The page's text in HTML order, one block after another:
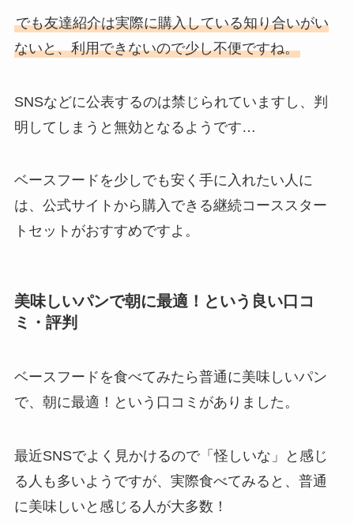
でも友達紹介は実際に購入している知り合いがい
ないと、利用できないので少し不便ですね。
SNSなどに公表するのは禁じられていますし、判
明してしまうと無効となるようです…
ベースフードを少しでも安く手に入れたい人に
は、公式サイトから購入できる継続コーススター
トセットがおすすめですよ。
美味しいパンで朝に最適！という良い口コ
ミ・評判
ベースフードを食べてみたら普通に美味しいパン
で、朝に最適！という口コミがありました。
最近SNSでよく見かけるので「怪しいな」と感じ
る人も多いようですが、実際食べてみると、普通
に美味しいと感じる人が大多数！